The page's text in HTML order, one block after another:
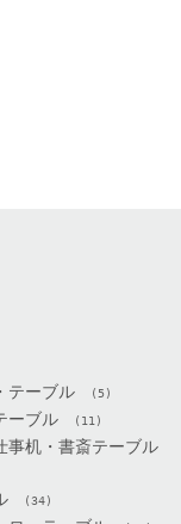
テーブル (5)
ーブル (11)
事机・書斎テーブル
(34)